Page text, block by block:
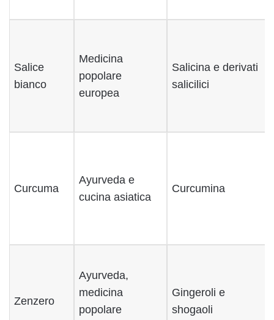
Salice
bianco
Medicina
popolare
europea
Salicina e derivati
salicilici
Curcuma
Ayurveda e
cucina asiatica
Curcumina
Zenzero
Ayurveda,
medicina
popolare
Gingeroli e
shogaoli